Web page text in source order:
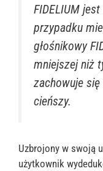
FIDELIUM
przypadku
głośnikowy
mniejszej niż
zachowuje się
cieńszy.
Uzbrojony w swoją
użytkownik